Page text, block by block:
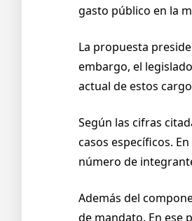
gasto público en la
La propuesta
embargo, el
actual de estos
Según las cifras
casos específicos.
número de
Además del
de mandato. En ese